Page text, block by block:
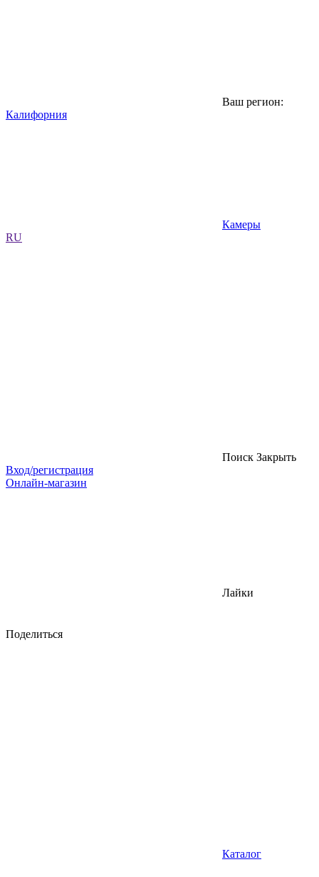
Ваш регион:
Калифорния
Камеры
RU
Поиск Закрыть
Вход/регистрация
Онлайн-магазин
Лайки
Поделиться
Каталог